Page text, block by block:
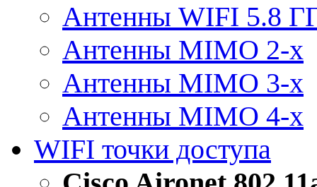
Антенны WIFI 5.8
Антенны MIMO 2-x
Антенны MIMO 3-x
Антенны MIMO 4-x
WIFI точки доступа